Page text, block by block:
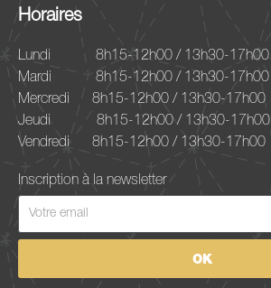
Horaires
Lundi
8h15-12h00 / 13h30-17h00
Mardi
8h15-12h00 / 13h30-17h00
Mercredi
8h15-12h00 / 13h30-17h00
Jeudi
8h15-12h00 / 13h30-17h00
Vendredi
8h15-12h00 / 13h30-17h00
Inscription à la newsletter
OK